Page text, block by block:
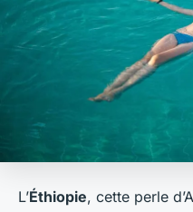
L’Éthiopie, cette perle